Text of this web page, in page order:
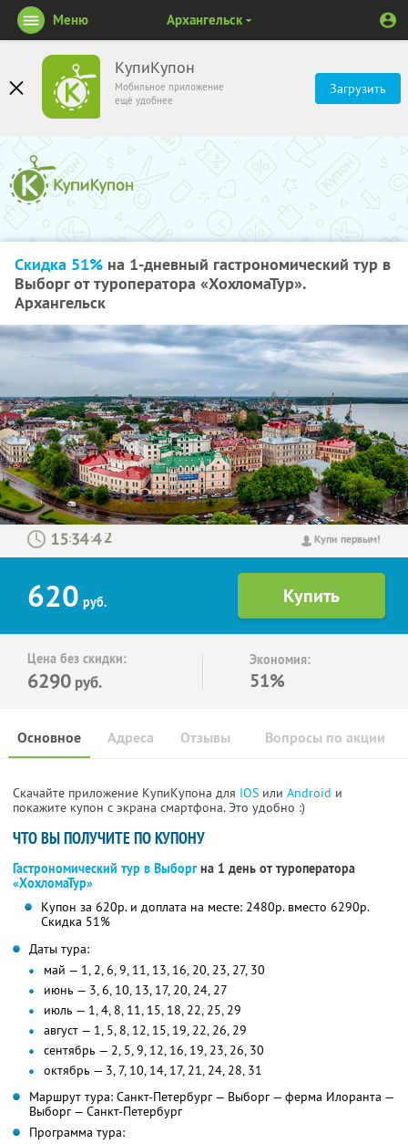
КупиКупон
Мобильное приложение
ещё удобнее
Загрузить
Меню Архангельск
Скидка 51% на 1-дневный гастрономический тур в
Выборг от туроператора «ХохломаТур».
Архангельск
Купи первым!
: :
620 руб.
Цена без скидки:
6290 руб.
Экономия:
51%
Основное Отзывы Вопросы по акции
Адреса
Скачайте приложение КупиКупона для IOS или Android и
покажите купон с экрана смартфона. Это удобно :)
ЧТО ВЫ ПОЛУЧИТЕ ПО КУПОНУ
Гастрономический тур в Выборгна 1 день от туроператора
«ХохломаТур»
Купон за 620р. и доплата на месте: 2480р. вместо 6290р.
Скидка 51%
Даты тура:
май — 1, 2, 6, 9, 11, 13, 16, 20, 23, 27, 30
июнь — 3, 6, 10, 13, 17, 20, 24, 27
июль — 1, 4, 8, 11, 15, 18, 22, 25, 29
август — 1, 5, 8, 12, 15, 19, 22, 26, 29
сентябрь — 2, 5, 9, 12, 16, 19, 23, 26, 30
октябрь — 3, 7, 10, 14, 17, 21, 24, 28, 31
Маршрут тура: Санкт-Петербург — Выборг — ферма Илоранта —
Выборг — Санкт-Петербург
Программа тура: